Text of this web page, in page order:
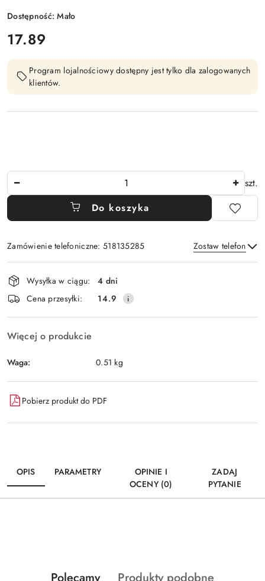
Dostępność:Mało
cena:
17.89
Program lojalnościowy dostępny jest tylko dla zalogowanych
klientów.
szt.
Do koszyka
Zamówienie telefoniczne: 518135285 Zostaw telefon
Wyślij
Dostępność
i
dostawa
Wysyłka w ciągu:
4 dni
Cena przesyłki:
14.9
Więcej o produkcie
Waga: 0.51 kg
Pobierz produkt do PDF
OPIS PARAMETRY
OPINIE I
OCENY (0)
ZADAJ
PYTANIE
Produkty Produkty